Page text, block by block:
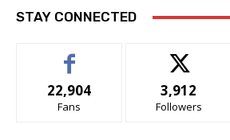
STAY CONNECTED
22,904
Fans
3,912
Followers